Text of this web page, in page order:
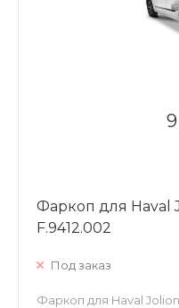
Фаркоп для Haval
F.9412.002
Под заказ
Фаркоп для Haval Jolion